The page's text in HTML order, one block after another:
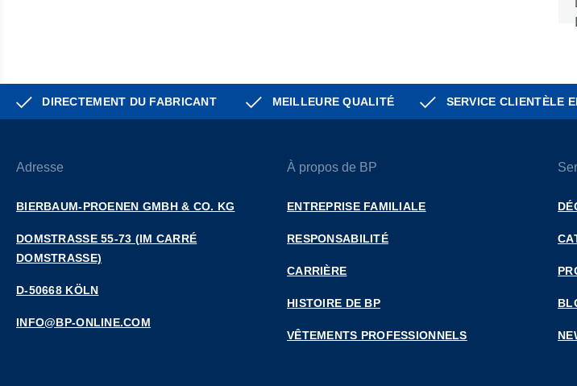
DIRECTEMENT DU FABRICANT MEILLEURE QUALITÉ SERVICE CLIENTÈLE
Adresse
BIERBAUM-PROENEN GMBH & CO. KG
DOMSTRASSE 55-73 (IM CARRÉ D
OMSTRASSE)
D-50668 KÖLN
INFO@BP-ONLINE.COM
À propos de BP
ENTREPRISE FAMILIALE
RESPONSABILITÉ
CARRIÈRE
HISTOIRE DE BP
VÊTEMENTS PROFESSIONNELS